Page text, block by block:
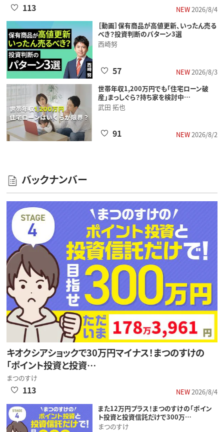
NEW2026/8/4
113
［動画］保有商品が高値更新、いったん売る
べき？投資判断のパターン3選
西崎努
NEW2026/8/3
57
世帯年収1,200万円でも「住宅ローン破
産」まっしぐら？持ち家を検討中…
武田 拓也
NEW2026/8/2
91
バックナンバー
キオクシアショックで30万円マイナス！まつのすけの
「ポイント投資と投資…
まつのすけ
NEW2026/8/4
113
また12万円プラス！まつのすけの「ポイン
ト投資と投資信託だけで300万…
まつのすけ